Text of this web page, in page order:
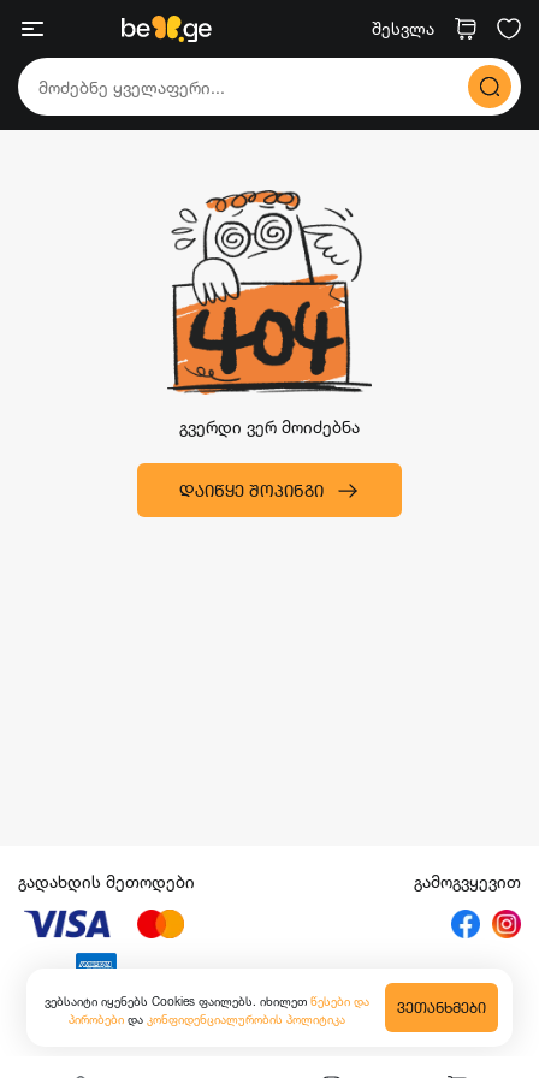
შესვლა
გვერდი ვერ მოიძებნა
ᲓᲐᲘᲬᲧᲔ ᲨᲝᲞᲘᲜᲒᲘ
ვებსაიტი იყენებს Cookies ფაილებს. იხილეთ წესები და
პირობები და კონფიდენციალურობის პოლიტიკა
ᲕᲔᲗᲐᲜᲮᲛᲔᲑᲘ
გადახდის მეთოდები გამოგვყევით